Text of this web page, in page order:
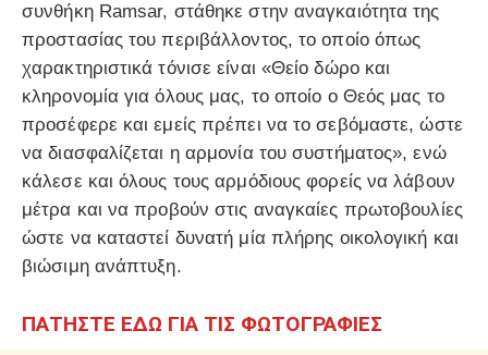
συνθήκη Ramsar, στάθηκε στην αναγκαιότητα της
προστασίας του περιβάλλοντος, το οποίο όπως
χαρακτηριστικά τόνισε είναι «Θείο δώρο και
κληρονομία για όλους μας, το οποίο ο Θεός μας το
προσέφερε και εμείς πρέπει να το σεβόμαστε, ώστε
να διασφαλίζεται η αρμονία του συστήματος», ενώ
κάλεσε και όλους τους αρμόδιους φορείς να λάβουν
μέτρα και να προβούν στις αναγκαίες πρωτοβουλίες
ώστε να καταστεί δυνατή μία πλήρης οικολογική και
βιώσιμη ανάπτυξη.
ΠΑΤΗΣΤΕ ΕΔΩ ΓΙΑ ΤΙΣ ΦΩΤΟΓΡΑΦΙΕΣ